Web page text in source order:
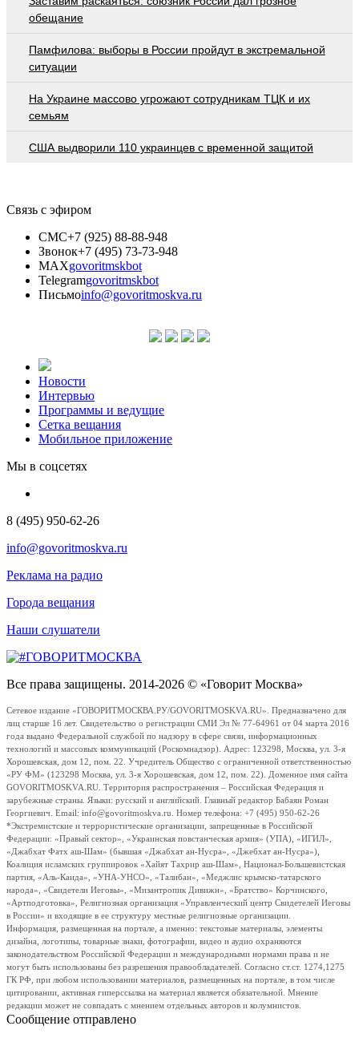
обещание
Памфилова: выборы в России пройдут в экстремальной
ситуации
На Украине массово угрожают сотрудникам ТЦК и их
семьям
США выдворили 110 украинцев с временной защитой
Связь с эфиром
СМС+7 (925) 88-88-948
Звонок+7 (495) 73-73-948
MAXgovoritmskbot
Telegramgovoritmskbot
Письмоinfo@govoritmoskva.ru
Новости
Интервью
Программы и ведущие
Сетка вещания
Мобильное приложение
Мы в соцсетях
8 (495) 950-62-26
info@govoritmoskva.ru
Реклама на радио
Города вещания
Наши слушатели
Все права защищены. 2014-2026 © «Говорит Москва»
Сетевое издание «ГОВОРИТМОСКВА.РУ/GOVORITMOSKVA.RU». Предназначено для
лиц старше 16 лет. Свидетельство о регистрации СМИ Эл № 77-64961 от 04 марта 2016
года выдано Федеральной службой по надзору в сфере связи, информационных
технологий и массовых коммуникаций (Роскомнадзор). Адрес: 123298, Москва, ул. 3-я
Хорошевская, дом 12, пом. 22. Учредитель Общество с ограниченной ответственностью
«РУ ФМ» (123298 Москва, ул. 3-я Хорошевская, дом 12, пом. 22). Доменное имя сайта
GOVORITMOSKVA.RU. Территория распространения – Российская Федерация и
зарубежные страны. Языки: русский и английский. Главный редактор Бабаян Роман
Георгиевич. Email: info@govoritmoskva.ru. Номер телефона: +7 (495) 950-62-26
*Экстремистские и террористические организации, запрещенные в Российской
Федерации: «Правый сектор», «Украинская повстанческая армия» (УПА), «ИГИЛ»,
«Джабхат Фатх аш-Шам» (бывшая «Джабхат ан-Нусра», «Джебхат ан-Нусра»),
Коалиция исламских группировок «Хайят Тахрир аш-Шам», Национал-Большевистская
партия, «Аль-Каида», «УНА-УНСО», «Талибан», «Меджлис крымско-татарского
народа», «Свидетели Иеговы», «Мизантропик Дивижн», «Братство» Корчинского,
«Артподготовка», Религиозная организация «Управленческий центр Свидетелей Иеговы
в России» и входящие в ее структуру местные религиозные организации.
Информация, размещенная на портале, а именно: текстовые материалы, элементы
дизайна, логотипы, товарные знаки, фотографии, видео и аудио охраняются
законодательством Российской Федерации и международными нормами права и не
могут быть использованы без разрешения правообладателей. Согласно ст.ст. 1274,1275
ГК РФ, при любом использовании материалов, размещенных на портале, в том числе
цитировании, активная гиперссылка на материал является обязательной. Мнение
редакции может не совпадать с мнением отдельных авторов и колумнистов.
Сообщение отправлено